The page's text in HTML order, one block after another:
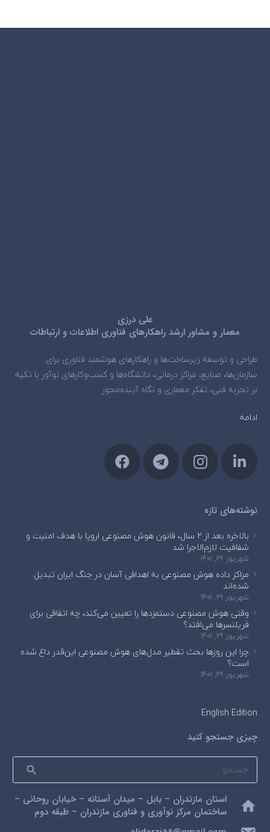
علی درزی
معمار و مشاور ارشد راهکارهای فناوری اطلاعات و ارتباطات
طراحی و توسعه زیرساخت‌ها و راهکارهای هوشمند فناوری برای
سازمان‌ها، صنایع، مراکز درمانی، دانشگاه‌ها و کسب‌وکارهای نوآور با تکیه
بر تجربه فنی، تفکر معماری و نگاه آینده‌محور
ادامه
نوشته‌های تازه
بالاخره بعد از ۲ سال، قانون هوش مصنوعی اروپا با هدف امنیت و
شفافیت لازم‌الاجرا شد
شهریور 29, 1401
مراکز داده هوش مصنوعی به اهدافی آسان در جنگ ایران تبدیل
شده‌اند
شهریور 29, 1401
وقتی هوش مصنوعی دستمزدها را تعیین می‌کند، چه اتفاقی برای
فریلنسرها می‌افتد؟
شهریور 29, 1401
چرا این روزها بحث تقطیر مدل‌های هوش مصنوعی این‌قدر داغ شده
است؟
شهریور 29, 1401
English Edition
چیزی جستجو کنید
جستجو
برای:
home
استان مازندران – بابل – میدان آستانه – خیابان روحانی –
ساختمان مرکز نوآوری و فناوری مازندران – طبقه دوم